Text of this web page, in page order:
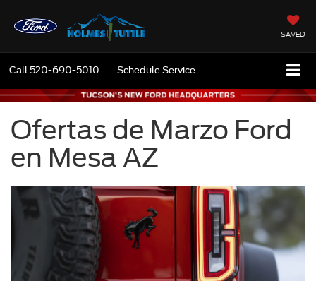
SAVED
Call 520-690-5010 Schedule Service
Ofertas de Marzo Ford
en Mesa AZ